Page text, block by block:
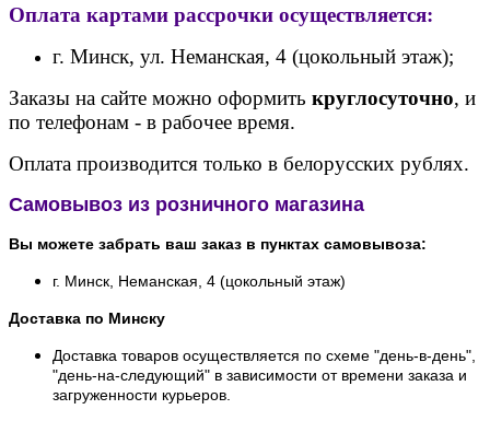
Оплата картами рассрочки осуществляется:
г. Минск, ул. Неманская, 4 (цокольный этаж);
Заказы на сайте можно оформить круглосуточно, и
по телефонам - в рабочее время.
Оплата производится только в белорусских рублях.
Самовывоз из розничного магазина
Вы можете забрать ваш заказ в пунктах самовывоза:
г. Минск, Неманская, 4 (цокольный этаж)
Доставка по Минску
Доставка товаров осуществляется по схеме "день-в-день",
"день-на-следующий" в зависимости от времени заказа и
загруженности курьеров.